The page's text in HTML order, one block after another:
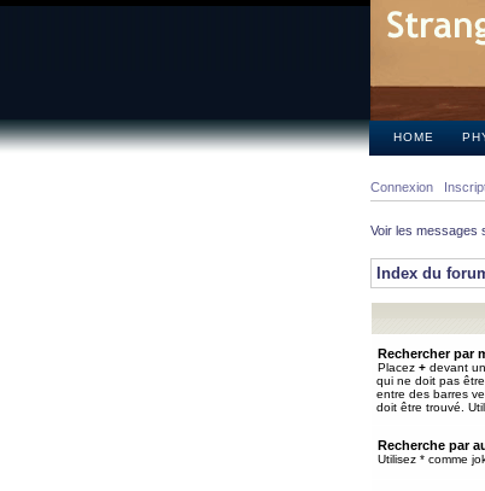
HOME
Connexion
Voir les messages
Index du
Rechercher par
Placez + devant
qui ne doit pas
entre des barres
doit être trouvé.
Recherche par
Utilisez * comme